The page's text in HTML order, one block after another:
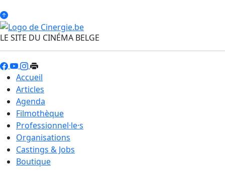
LE SITE DU CINÉMA BELGE
Accueil
Articles
Agenda
Filmothèque
Professionnel·le·s
Organisations
Castings & Jobs
Boutique